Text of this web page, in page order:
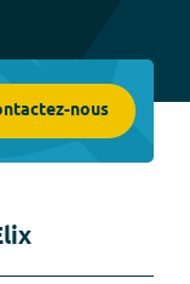
nous